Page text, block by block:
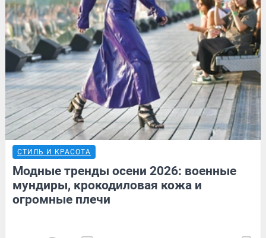
СТИЛЬ И КРАСОТА
Модные тренды осени 2026: военные
мундиры, крокодиловая кожа и
огромные плечи